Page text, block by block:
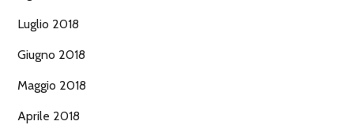
Luglio 2018
Giugno 2018
Maggio 2018
Aprile 2018